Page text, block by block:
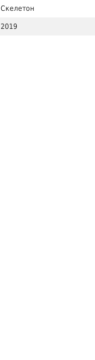
Скелетон
2019